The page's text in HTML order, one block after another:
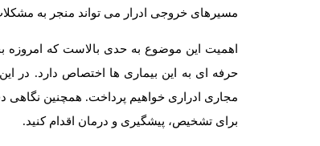
مسیرهای خروجی ادرار می تواند منجر به
اهمیت این موضوع به حدی بالاست که
حرفه ای به این بیماری ها اختصاص دارد. در
مجاری ادراری خواهیم پرداخت. همچنین نگاهی
برای تشخیص، پیشگیری و درمان اقدام کنید.